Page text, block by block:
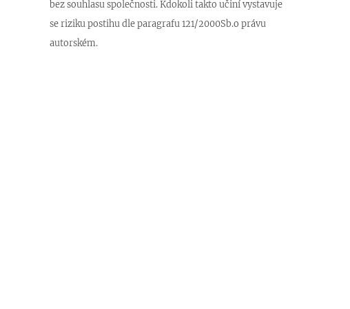
bez souhlasu společnosti. Kdokoli takto učiní vystavuje
se riziku postihu dle paragrafu 121/2000Sb.o právu
autorském.